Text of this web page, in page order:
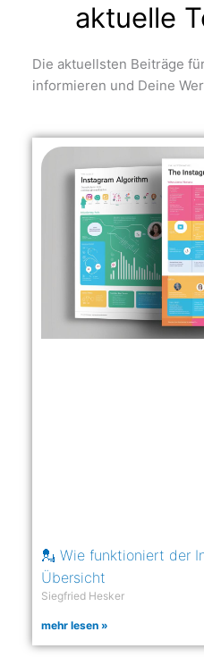
aktuelle
Die aktuellsten Beiträge
informieren und Deine
💂 Wie funktioniert der
Übersicht
Siegfried Hesker
mehr lesen »